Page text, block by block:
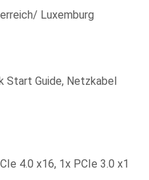
Luxemburg
Start Guide, Netzkabel
4.0 x16, 1x PCIe 3.0 x1